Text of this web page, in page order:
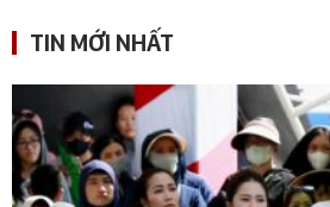
TIN MỚI NHẤT